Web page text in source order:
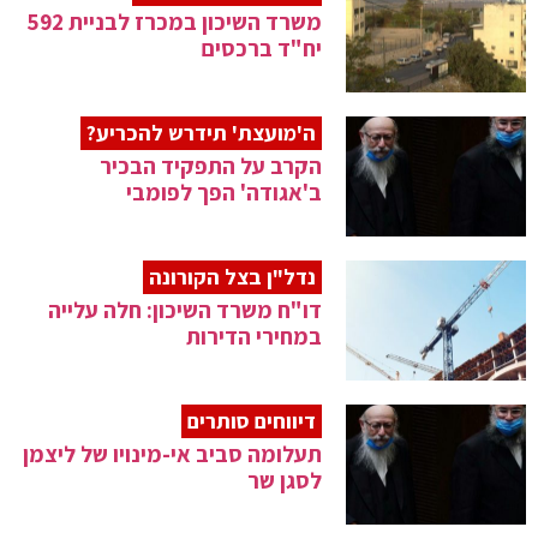
משרד השיכון במכרז לבניית 592
יח"ד ברכסים
ה'מועצת' תידרש להכריע?
הקרב על התפקיד הבכיר
ב'אגודה' הפך לפומבי
נדל"ן בצל הקורונה
דו"ח משרד השיכון: חלה עלייה
במחירי הדירות
דיווחים סותרים
תעלומה סביב אי-מינויו של ליצמן
לסגן שר